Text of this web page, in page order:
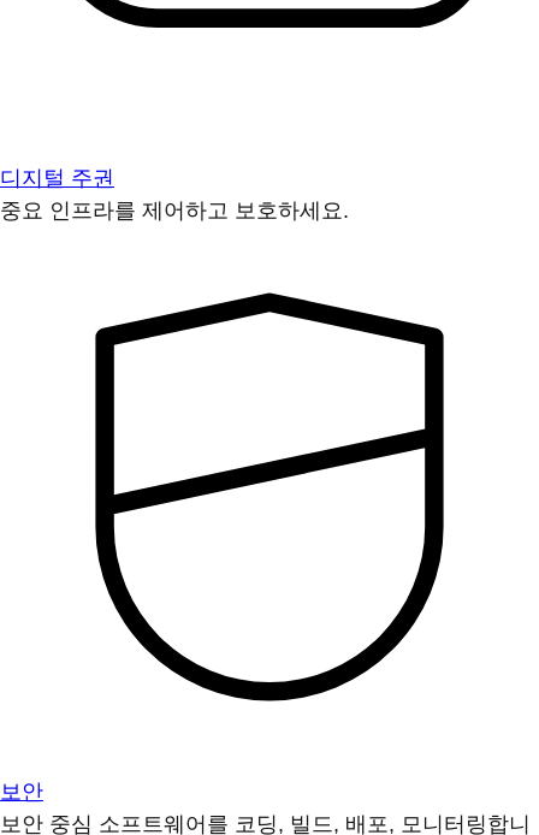
디지털 주권
중요 인프라를 제어하고 보호하세요.
보안
보안 중심 소프트웨어를 코딩, 빌드, 배포, 모니터링합니